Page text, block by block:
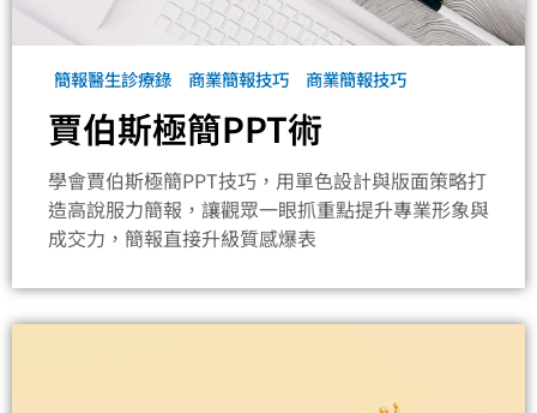
簡報醫生診療錄 商業簡報技巧 商業簡報技巧
賈伯斯極簡PPT術
學會賈伯斯極簡PPT技巧，用單色設計與版面策略打
造高說服力簡報，讓觀眾一眼抓重點提升專業形象與
成交力，簡報直接升級質感爆表